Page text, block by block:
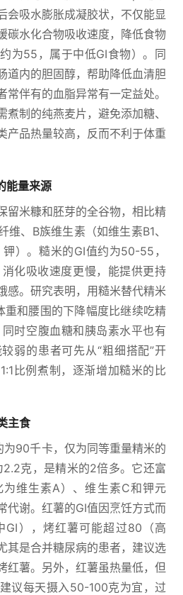
会吸水膨胀成凝胶状，不仅能显
碳水化合物吸收速度，降低食物
为55，属于中低GI食物）。同
道内的胆固醇，帮助降低血清胆
常伴有的血脂异常有一定益处。
制的纯燕麦片，避免添加糖、
产品热量较高，反而不利于体重
能量来源
留米糠和胚芽的全谷物，相比精
维、B族维生素（如维生素B1、
）。糙米的GI值约为50-55，
化吸收速度更慢，能提供更持
感。研究表明，用糙米替代精米
重和腰围的下降幅度比继续吃精
时空腹血糖和胰岛素水平也有
弱的患者可先从“粗细搭配”开
比例煮制，逐渐增加糙米的比
主食
为90千卡，仅为同等重量精米的
克，是精米的2倍多。它还富
维生素A）、维生素C和钾元
代谢。红薯的GI值因烹饪方式而
GI），烤红薯可能超过80（高
其是合并糖尿病的患者，建议选
红薯。另外，红薯虽热量低，但
议每天摄入50-100克为宜，过